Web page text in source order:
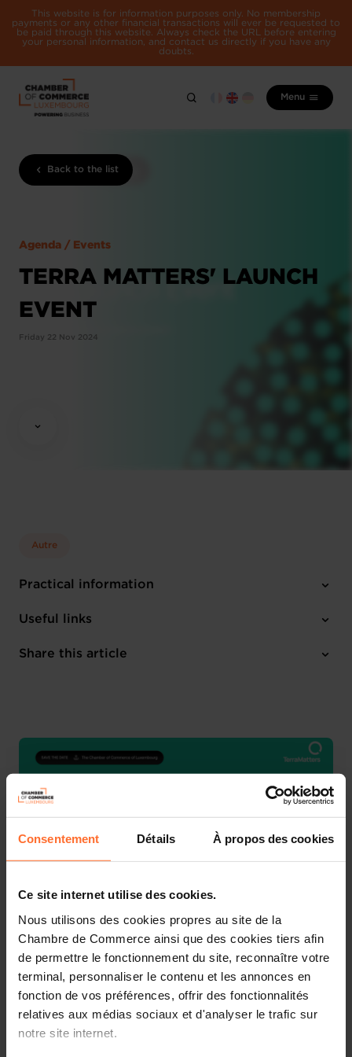
Consentement Détails À propos des cookies
Ce site internet utilise des cookies.
Nous utilisons des cookies propres au site de la
Chambre de Commerce ainsi que des cookies tiers afin
de permettre le fonctionnement du site, reconnaître votre
terminal, personnaliser le contenu et les annonces en
fonction de vos préférences, offrir des fonctionnalités
relatives aux médias sociaux et d'analyser le trafic sur
notre site internet.
This website is for information purposes only. No membership
payments or any other financial transactions will ever be requested to
be paid through this website. Always check the URL before entering
your personal information, and contact us directly if you have any
doubts.
Menu
Back to the list
Agenda / Events
TERRA MATTERS' LAUNCH
EVENT
Friday 22 Nov 2024
Autre
Practical information
Friday 22 Nov 2024
Luxembourg Chamber of Commerce
Useful links
Register here
Share this article
Join the Launch of Terra Matters!
Terra Matters is excited to invite you to their launch
event.
During this late-morning gathering, they will discuss the